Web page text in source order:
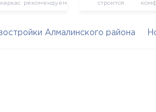
рекомендуем строится
Алмалинского района